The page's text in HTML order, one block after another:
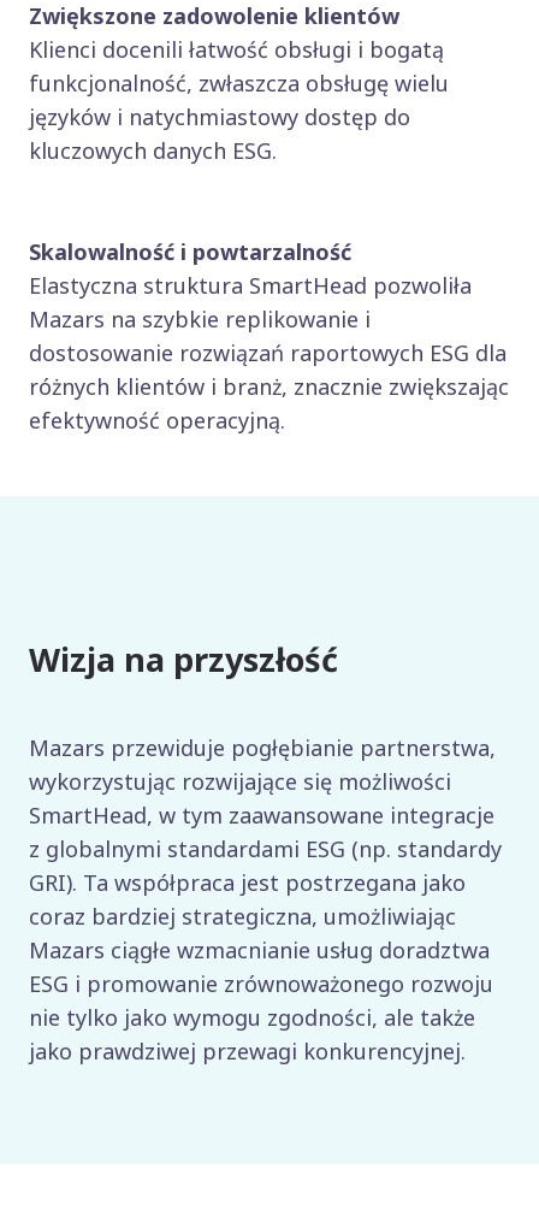
Zwiększone zadowolenie klientów
Klienci docenili łatwość obsługi i bogatą
funkcjonalność, zwłaszcza obsługę wielu
języków i natychmiastowy dostęp do
kluczowych danych ESG.
Skalowalność i powtarzalność
Elastyczna struktura SmartHead pozwoliła
Mazars na szybkie replikowanie i
dostosowanie rozwiązań raportowych ESG dla
różnych klientów i branż, znacznie zwiększając
efektywność operacyjną.
Wizja na przyszłość
Mazars przewiduje pogłębianie partnerstwa,
wykorzystując rozwijające się możliwości
SmartHead, w tym zaawansowane integracje
z globalnymi standardami ESG (np. standardy
GRI). Ta współpraca jest postrzegana jako
coraz bardziej strategiczna, umożliwiając
Mazars ciągłe wzmacnianie usług doradztwa
ESG i promowanie zrównoważonego rozwoju
nie tylko jako wymogu zgodności, ale także
jako prawdziwej przewagi konkurencyjnej.